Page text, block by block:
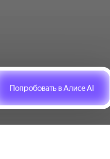
Попробовать в Алисе AI